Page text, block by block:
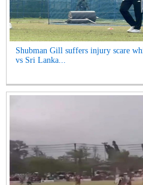
Shubman Gill suffers injury scare
vs Sri Lanka...